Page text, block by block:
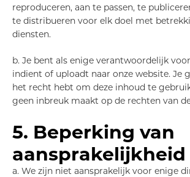
reproduceren, aan te passen, te
te distribueren voor elk doel met
diensten.
b. Je bent als enige verantwoordelijk
indient of uploadt naar onze website. Je
het recht hebt om deze inhoud te
geen inbreuk maakt op de rechten van
5. Beperking van
aansprakelijkheid
a. We zijn niet aansprakelijk voor enige